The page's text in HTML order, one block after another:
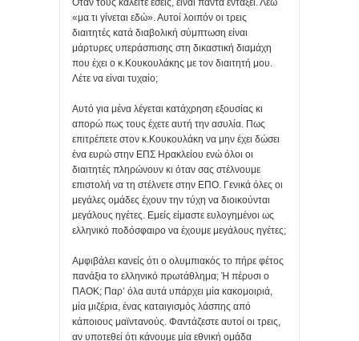
Όταν τους καλείτε εσείς, είναι πάντα εντάξει. Λέω
«μα τι γίνεται εδώ». Αυτοί λοιπόν οι τρεις
διαιτητές κατά διαβολική σύμπτωση είναι
μάρτυρες υπεράσπισης στη δικαστική διαμάχη
που έχει ο κ.Κουκουλάκης με τον διαιτητή μου.
Λέτε να είναι τυχαίο;
Αυτό για μένα λέγεται κατάχρηση εξουσίας κι
απορώ πως τους έχετε αυτή την ασυλία. Πως
επιτρέπετε στον κ.Κουκουλάκη να μην έχει δώσει
ένα ευρώ στην ΕΠΣ Ηρακλείου ενώ όλοι οι
διαιτητές πληρώνουν κι όταν σας στέλνουμε
επιστολή να τη στέλνετε στην ΕΠΟ. Γενικά όλες οι
μεγάλες ομάδες έχουν την τύχη να διοικούνται
μεγάλους ηγέτες. Εμείς είμαστε ευλογημένοι ως
ελληνικό ποδόσφαιρο να έχουμε μεγάλους ηγέτες;
Αμφιβάλει κανείς ότι ο ολυμπιακός το πήρε φέτος
πανάξια το ελληνικό πρωτάθλημα; Ή πέρυσι ο
ΠΑΟΚ; Παρ’ όλα αυτά υπάρχει μία κακομοιριά,
μία μιζέρια, ένας καταιγισμός λάσπης από
κάποιους μαϊντανούς. Φαντάζεστε αυτοί οι τρεις,
αν υποτεθεί ότι κάνουμε μία εθνική ομάδα